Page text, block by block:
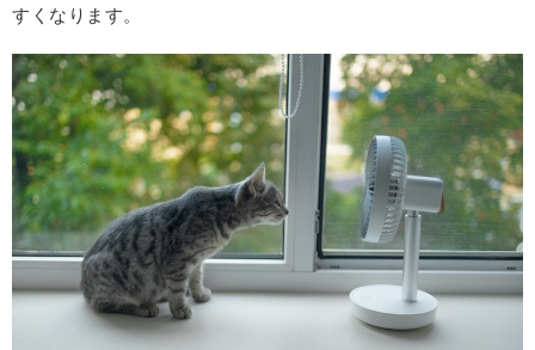
すくなります。